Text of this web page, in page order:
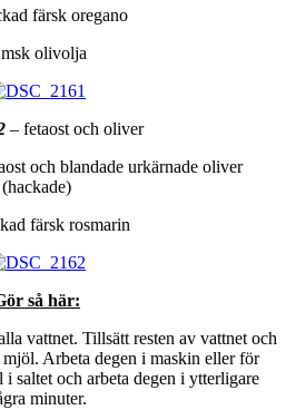
färsk oregano
olivolja
– fetaost och oliver
och blandade urkärnade oliver
(hackade)
färsk rosmarin
så här:
vattnet. Tillsätt resten av vattnet och
Arbeta degen i maskin eller för
saltet och arbeta degen i ytterligare
minuter.